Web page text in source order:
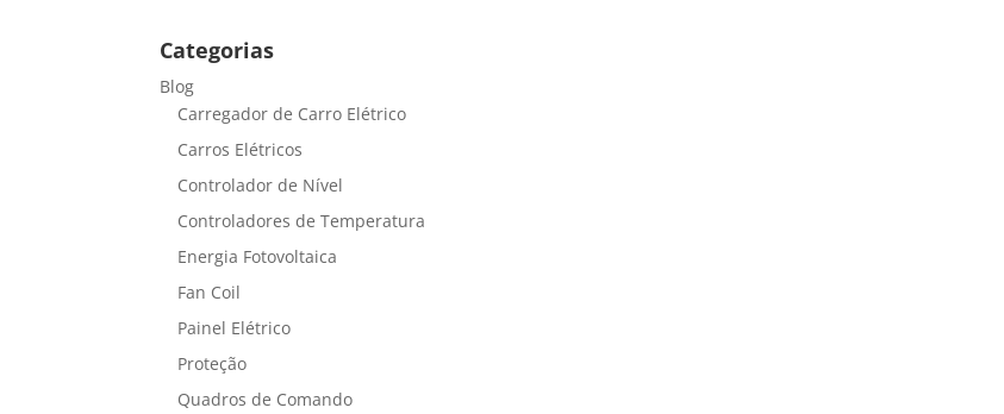
Categorias
Blog
Carregador de Carro Elétrico
Carros Elétricos
Controlador de Nível
Controladores de Temperatura
Energia Fotovoltaica
Fan Coil
Painel Elétrico
Proteção
Quadros de Comando